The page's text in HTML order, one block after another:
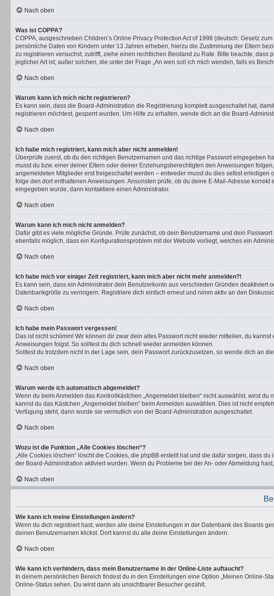
Nach oben
Was ist COPPA?
COPPA, ausgeschrieben Children’s Online Privacy Protection Act of 1998 (deutsch: Gesetz
persönliche Daten von Kindern unter 13 Jahren erheben, hierzu die Zustimmung der Eltern
zu registrieren versuchst, zutrifft, ziehe einen rechtlichen Beistand zu Rate. Bitte beachte,
jeglicher Art ist; außer solchen, die unter der Frage „An wen soll ich mich wenden, falls es
Nach oben
Warum kann ich mich nicht registrieren?
Es kann sein, dass die Board-Administration die Registrierung komplett ausgeschaltet hat,
registrieren möchtest, gesperrt wurden. Um Hilfe zu erhalten, wende dich an die Board-
Nach oben
Ich habe mich registriert, kann mich aber nicht anmelden!
Überprüfe zuerst, ob du den richtigen Benutzernamen und das richtige Passwort eingegeben
musst du bzw. einer deiner Eltern oder deiner Erziehungsberechtigten den Anweisungen
angemeldeten Mitglieder erst freigeschaltet werden – entweder musst du dies selbst
folge den dort enthaltenen Anweisungen. Ansonsten prüfe, ob du deine E-Mail-Adresse
eingegeben wurde, dann kontaktiere einen Administrator.
Nach oben
Warum kann ich mich nicht anmelden?
Dafür gibt es viele mögliche Gründe. Prüfe zunächst, ob dein Benutzername und dein
ebenfalls möglich, dass ein Konfigurationsproblem mit der Website vorliegt, welches ein
Nach oben
Ich habe mich vor einiger Zeit registriert, kann mich aber nicht mehr anmelden?!
Es kann sein, dass ein Administrator dein Benutzerkonto aus verschieden Gründen
Datenbankgröße zu verringern. Registriere dich einfach erneut und nimm aktiv an den
Nach oben
Ich habe mein Passwort vergessen!
Das ist nicht schlimm! Wir können dir zwar dein altes Passwort nicht wieder mitteilen, du
Anweisungen folgst. So solltest du dich schnell wieder anmelden können.
Solltest du trotzdem nicht in der Lage sein, dein Passwort zurückzusetzen, so wende dich an
Nach oben
Warum werde ich automatisch abgemeldet?
Wenn du beim Anmelden das Kontrollkästchen „Angemeldet bleiben“ nicht auswählst, wirst
kannst du das Kästchen „Angemeldet bleiben“ beim Anmelden auswählen. Dies ist nicht
Verfügung steht, dann wurde sie vermutlich von der Board-Administration ausgeschaltet.
Nach oben
Wozu ist die Funktion „Alle Cookies löschen“?
„Alle Cookies löschen“ löscht die Cookies, die phpBB erstellt hat und die dafür sorgen, dass
der Board-Administration aktiviert wurden. Wenn du Probleme bei der An- oder Abmeldung
Nach oben
Wie kann ich meine Einstellungen ändern?
Wenn du dich registriert hast, werden alle deine Einstellungen in der Datenbank des Boards
deinen Benutzernamen klickst. Dort kannst du alle deine Einstellungen ändern.
Nach oben
Wie kann ich verhindern, dass mein Benutzername in der Online-Liste auftaucht?
In deinem persönlichen Bereich findest du in den Einstellungen eine Option „Meinen Online-
Online-Status sehen. Du wirst dann als unsichtbarer Besucher gezählt.